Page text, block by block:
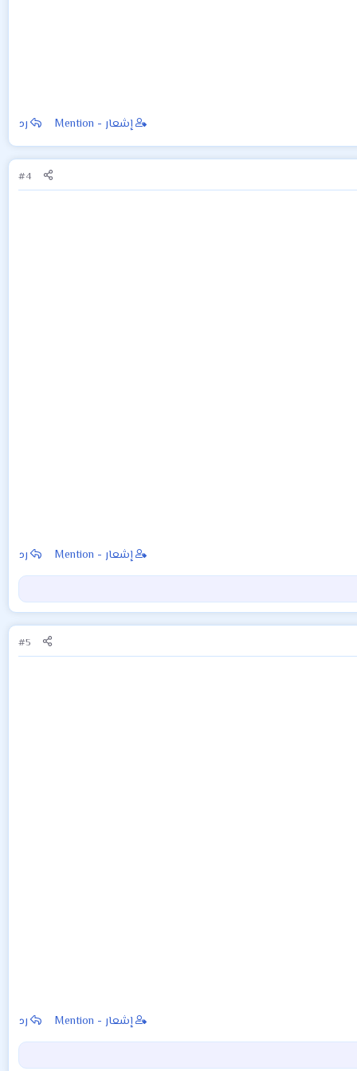
إشعار - Mention رد
#4
إشعار - Mention رد
#5
إشعار - Mention رد